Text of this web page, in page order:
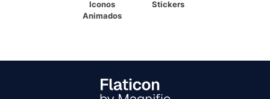
Iconos
Animados
Stickers